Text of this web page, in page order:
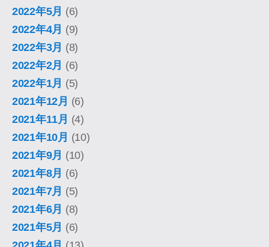
2022年5月 (6)
2022年4月 (9)
2022年3月 (8)
2022年2月 (6)
2022年1月 (5)
2021年12月 (6)
2021年11月 (4)
2021年10月 (10)
2021年9月 (10)
2021年8月 (6)
2021年7月 (5)
2021年6月 (8)
2021年5月 (6)